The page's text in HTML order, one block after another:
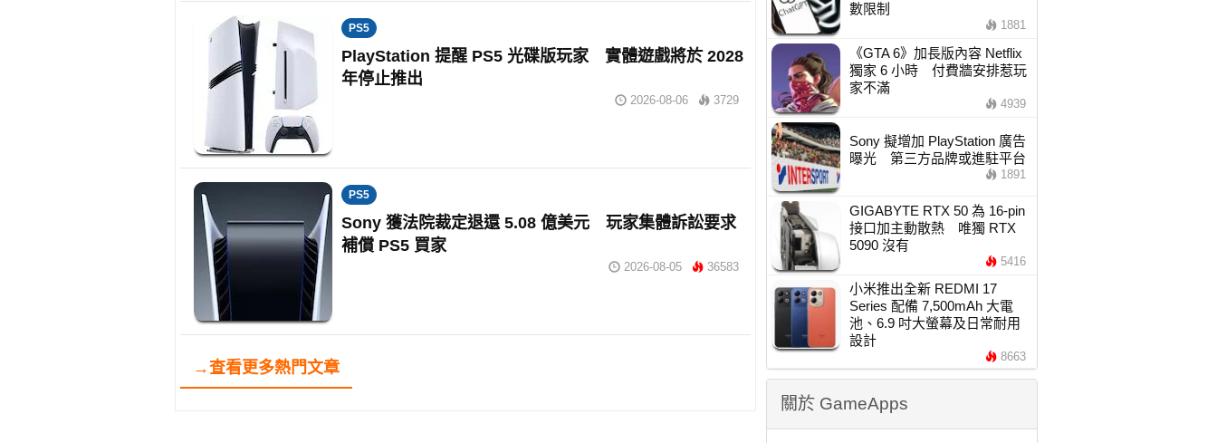
PS5
PlayStation 提醒 PS5 光碟版玩家 實體遊戲將於 2028
年停止推出
2026-08-06 3729
PS5
Sony 獲法院裁定退還 5.08 億美元 玩家集體訴訟要求
補償 PS5 買家
2026-08-05 36583
→查看更多熱門文章
數限制
1881
《GTA 6》加長版內容 Netflix
獨家 6 小時 付費牆安排惹玩
家不滿
4939
Sony 擬增加 PlayStation 廣告
曝光 第三方品牌或進駐平台
1891
GIGABYTE RTX 50 為 16-pin
接口加主動散熱 唯獨 RTX
5090 沒有
5416
小米推出全新 REDMI 17
Series 配備 7,500mAh 大電
池、6.9 吋大螢幕及日常耐用
設計
8663
關於 GameApps